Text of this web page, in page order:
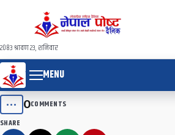
२०८३ श्रावण २३, शनिवार
MENU
••• 0COMMENTS
SHARE